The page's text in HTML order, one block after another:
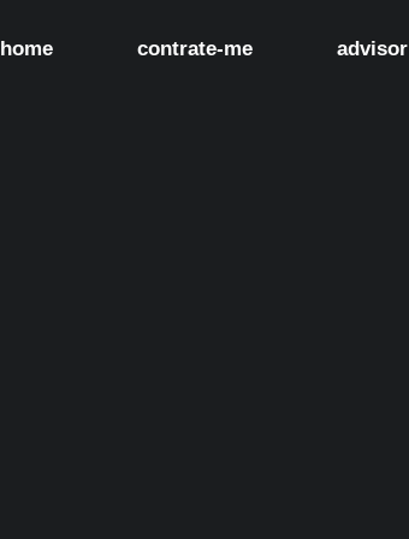
home contrate-me advisor